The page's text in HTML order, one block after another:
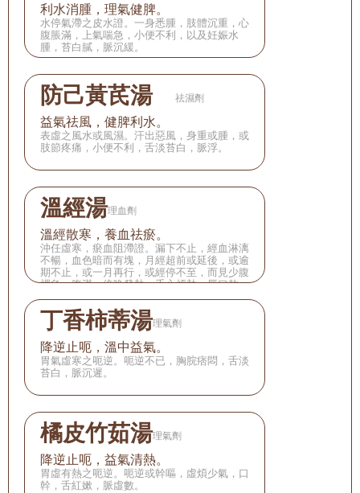
利水消腫，理氣健脾。
水停氣滯之皮水證。一身悉腫，肢體沉重，心
腹脹滿，上氣喘急，小便不利，以及妊娠水
腫，苔白膩，脈沉緩。
防己黃芪湯 祛濕劑
益氣祛風，健脾利水。
表虛之風水或風濕。汗出惡風，身重或腫，或
肢節疼痛，小便不利，舌淡苔白，脈浮。
溫經湯理血劑
溫經散寒，養血祛瘀。
沖任虛寒，瘀血阻滯證。漏下不止，經血淋漓
不暢，血色暗而有塊，月經超前或延後，或逾
期不止，或一月再行，或經停不至，而見少腹
裡急，腹滿，傍晚發熱，手心煩熱，唇口乾
不受孕。
丁香柿蒂湯理氣劑
降逆止呃，溫中益氣。
胃氣虛寒之呃逆。呃逆不已，胸脘痞悶，舌淡
苔白，脈沉遲。
橘皮竹茹湯理氣劑
降逆止呃，益氣清熱。
胃虛有熱之呃逆。呃逆或幹嘔，虛煩少氣，口
幹，舌紅嫰，脈虛數。